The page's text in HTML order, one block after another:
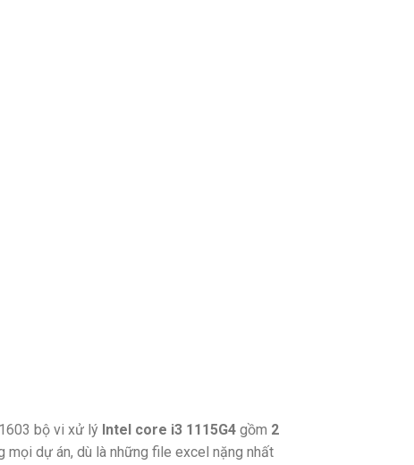
bộ vi xử lý Intel core i3 1115G4 gồm 2
mọi dự án, dù là những file excel nặng nhất